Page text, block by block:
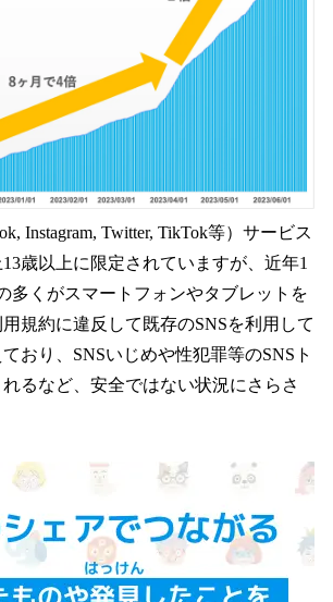
Instagram, Twitter, TikTok等）サービス
歳以上に限定されていますが、近年1
多くがスマートフォンやタブレットを
規約に違反して既存のSNSを利用して
おり、SNSいじめや性犯罪等のSNSト
るなど、安全ではない状況にさらさ